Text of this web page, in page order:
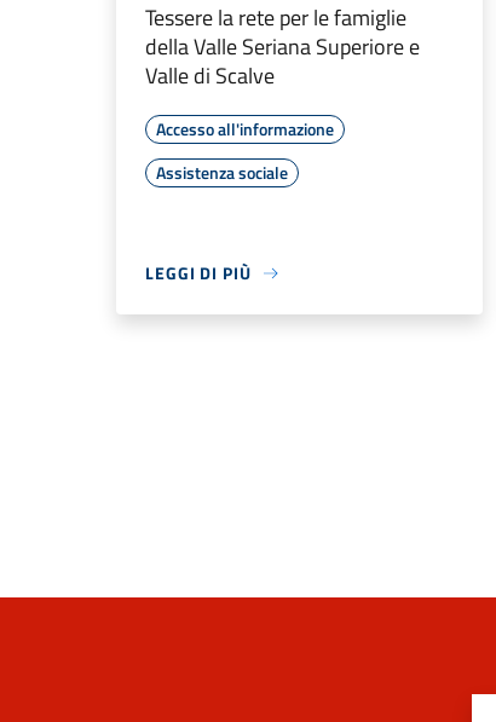
Tessere la rete per le famiglie
della Valle Seriana Superiore e
Valle di Scalve
Accesso all'informazione
Assistenza sociale
LEGGI DI PIÙ